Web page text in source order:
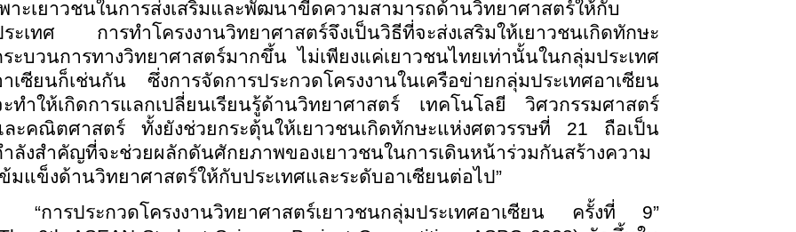
าะเยาวชนในการส่งเสริมและพัฒนาขีดความสามารถด้านวิทยาศาสตร์ให้กับ
ะเทศ การทำโครงงานวิทยาศาสตร์จึงเป็นวิธีที่จะส่งเสริมให้เยาวชนเกิดทักษะ
ะบวนการทางวิทยาศาสตร์มากขึ้น ไม่เพียงแค่เยาวชนไทยเท่านั้นในกลุ่มประเทศ
เซียนก็เช่นกัน ซึ่งการจัดการประกวดโครงงานในเครือข่ายกลุ่มประเทศอาเซียน
ทำให้เกิดการแลกเปลี่ยนเรียนรู้ด้านวิทยาศาสตร์ เทคโนโลยี วิศวกรรมศาสตร์
ะคณิตศาสตร์ ทั้งยังช่วยกระตุ้นให้เยาวชนเกิดทักษะแห่งศตวรรษที่ 21 ถือเป็น
ลังสำคัญที่จะช่วยผลักดันศักยภาพของเยาวชนในการเดินหน้าร่วมกันสร้างความ
มแข็งด้านวิทยาศาสตร์ให้กับประเทศและระดับอาเซียนต่อไป”
“การประกวดโครงงานวิทยาศาสตร์เยาวชนกลุ่มประเทศอาเซียน ครั้งที่ 9”